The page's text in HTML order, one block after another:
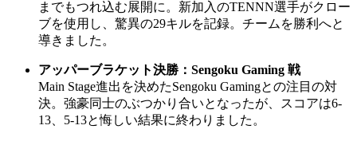
までもつれ込む展開に。新加入のTENNN選手がクロー
ブを使用し、驚異の29キルを記録。チームを勝利へと
導きました。
アッパーブラケット決勝：Sengoku Gaming 戦
Main Stage進出を決めたSengoku Gamingとの注目の対
決。強豪同士のぶつかり合いとなったが、スコアは6-
13、5-13と悔しい結果に終わりました。